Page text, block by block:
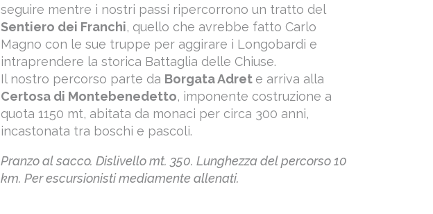
seguire mentre i nostri passi ripercorrono un tratto del
Sentiero dei Franchi, quello che avrebbe fatto Carlo
Magno con le sue truppe per aggirare i Longobardi e
intraprendere la storica Battaglia delle Chiuse.
Il nostro percorso parte da Borgata Adret e arriva alla
Certosa di Montebenedetto, imponente costruzione a
quota 1150 mt, abitata da monaci per circa 300 anni,
incastonata tra boschi e pascoli.
Pranzo al sacco. Dislivello mt. 350. Lunghezza del percorso 10
km. Per escursionisti mediamente allenati.